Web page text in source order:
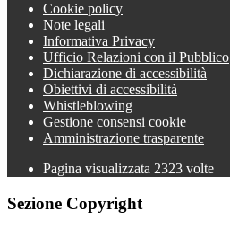
Cookie policy
Note legali
Informativa Privacy
Ufficio Relazioni con il Pubblico
Dichiarazione di accessibilità
Obiettivi di accessibilità
Whistleblowing
Gestione consensi cookie
Amministrazione trasparente
Pagina visualizzata 2323 volte
Sezione Copyright